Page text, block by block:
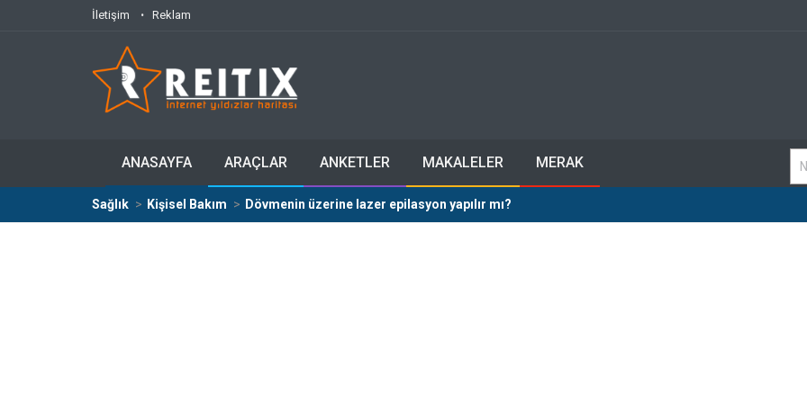
İletişim Reklam
ANASAYFA ARAÇLAR ANKETLER MAKALELER MERAK
Sağlık Kişisel Bakım Dövmenin üzerine lazer epilasyon yapılır mı?